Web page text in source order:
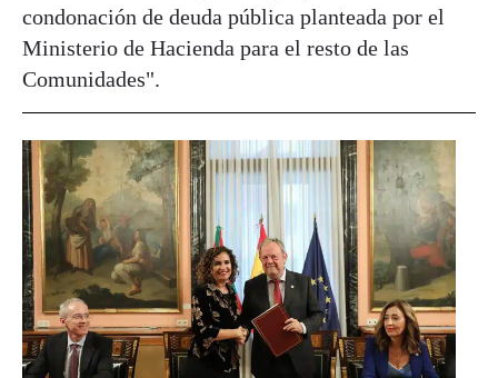
condonación de deuda pública planteada por el
Ministerio de Hacienda para el resto de las
Comunidades".